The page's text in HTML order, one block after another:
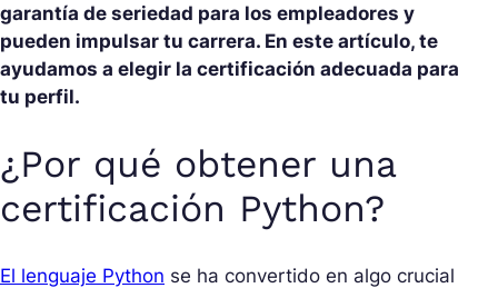
garantía de seriedad para los empleadores y
pueden impulsar tu carrera. En este artículo, te
ayudamos a elegir la certificación adecuada para
tu perfil.
¿Por qué obtener una
certificación Python?
El lenguaje Python se ha convertido en algo crucial